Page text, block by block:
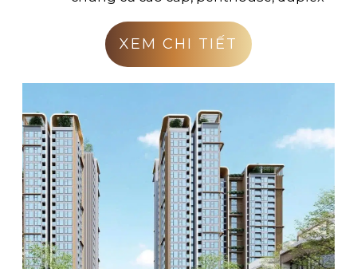
XEM CHI TIẾT